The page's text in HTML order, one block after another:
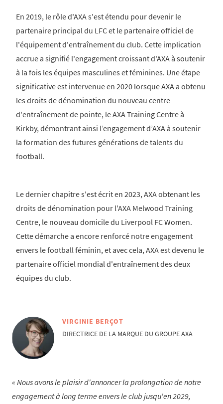
En 2019, le rôle d'AXA s'est étendu pour devenir le
partenaire principal du LFC et le partenaire officiel de
l'équipement d'entraînement du club. Cette implication
accrue a signifié l'engagement croissant d'AXA à soutenir
à la fois les équipes masculines et féminines. Une étape
significative est intervenue en 2020 lorsque AXA a obtenu
les droits de dénomination du nouveau centre
d'entraînement de pointe, le AXA Training Centre à
Kirkby, démontrant ainsi l’engagement d’AXA à soutenir
la formation des futures générations de talents du
football.
Le dernier chapitre s'est écrit en 2023, AXA obtenant les
droits de dénomination pour l'AXA Melwood Training
Centre, le nouveau domicile du Liverpool FC Women.
Cette démarche a encore renforcé notre engagement
envers le football féminin, et avec cela, AXA est devenu le
partenaire officiel mondial d'entraînement des deux
équipes du club.
VIRGINIE BERÇOT
DIRECTRICE DE LA MARQUE DU GROUPE AXA
Nous avons le plaisir d'annoncer la prolongation de notre
engagement à long terme envers le club jusqu'en 2029,